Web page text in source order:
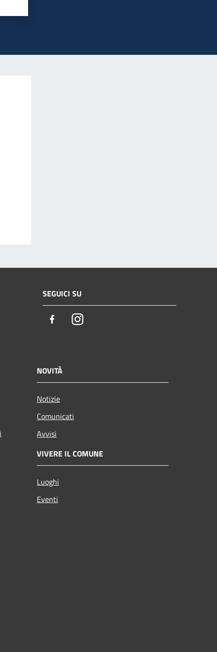
SEGUICI SU
FacebookInstagram
NOVITÀ
Notizie
Comunicati
Avvisi
VIVERE IL COMUNE
Luoghi
Eventi